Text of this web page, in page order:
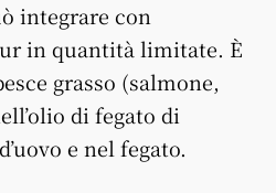
integrare con
in quantità limitate. È
grasso (salmone,
di fegato di
e nel fegato.